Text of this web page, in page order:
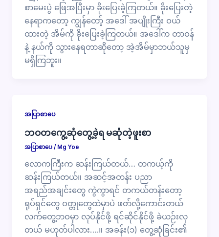
စာမေးပွဲ ဖြေအပြီးမှာ ခိုးပြေးခဲ့ကြတယ်။ ခိုးပြေးတဲ့
နေရာကတော့ ကျွန်တော့် အဒေါ် အပျိုးကြီး ဝယ်
ထားတဲ့ အိမ်ကို ခိုးပြေးခဲ့ကြတယ်။ အဒေါ်က တာဝန်
နဲ့ နယ်ကို သွားနေရတာဆိုတော့ အဲ့အိမ်မှာဘယ်သူမှ
မရှိကြဘူး။
အပြာစာပေ
ဘဝတကွေ့ဆုံတွေ့ခဲ့ရ မဆုံတဲ့ဖူးစာ
အပြာစာပေ/ Mg Yoe
လောကကြီးက ဆန်းကြယ်တယ်… တကယ့်ကို
ဆန်းကြယ်တယ်။ အဆင့်အတန်း ပညာ
အရည်အချင်းတွေ ကွဲကွာရင် တကယ်တန်းတော့
ရုပ်ရှင်တွေ ဝတ္တုတွေထဲမှာပဲ ဖတ်လို့ကောင်းတယ်
လက်တွေ့ဘဝမှာ လုပ်နိုင်ဖို့ ရင်ဆိုင်နိုင်ဖို့ ခဲယဉ်းလှ
တယ် မဟုတ်ပါလား….။ အခန်း(၁) တွေ့ဆုံခြင်း၏